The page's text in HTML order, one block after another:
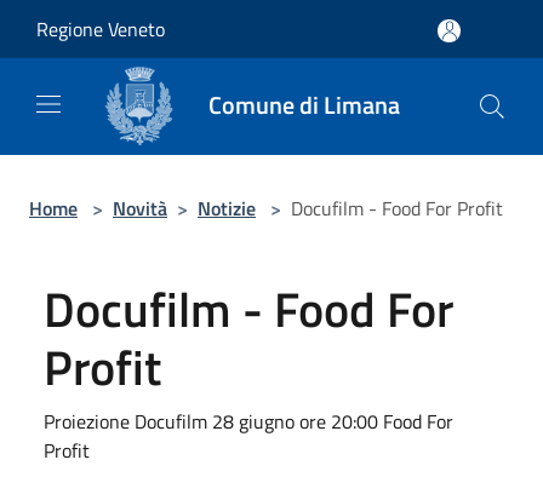
Regione Veneto
Comune di Limana
Home > Novità > Notizie > Docufilm - Food For Profit
Docufilm - Food For
Profit
Proiezione Docufilm 28 giugno ore 20:00 Food For
Profit